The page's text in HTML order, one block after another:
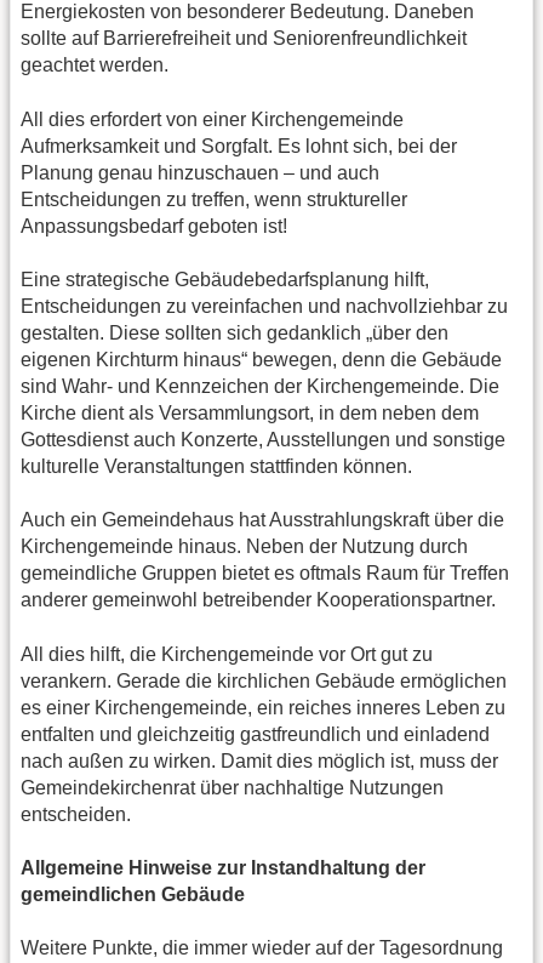
Energiekosten von besonderer Bedeutung. Daneben
sollte auf Barrierefreiheit und Seniorenfreundlichkeit
geachtet werden.
All dies erfordert von einer Kirchengemeinde
Aufmerksamkeit und Sorgfalt. Es lohnt sich, bei der
Planung genau hinzuschauen – und auch
Entscheidungen zu treffen, wenn struktureller
Anpassungsbedarf geboten ist!
Eine strategische Gebäudebedarfsplanung hilft,
Entscheidungen zu vereinfachen und nachvollziehbar zu
gestalten. Diese sollten sich gedanklich „über den
eigenen Kirchturm hinaus“ bewegen, denn die Gebäude
sind Wahr- und Kennzeichen der Kirchengemeinde. Die
Kirche dient als Versammlungsort, in dem neben dem
Gottesdienst auch Konzerte, Ausstellungen und sonstige
kulturelle Veranstaltungen stattfinden können.
Auch ein Gemeindehaus hat Ausstrahlungskraft über die
Kirchengemeinde hinaus. Neben der Nutzung durch
gemeindliche Gruppen bietet es oftmals Raum für Treffen
anderer gemeinwohl betreibender Kooperationspartner.
All dies hilft, die Kirchengemeinde vor Ort gut zu
verankern. Gerade die kirchlichen Gebäude ermöglichen
es einer Kirchengemeinde, ein reiches inneres Leben zu
entfalten und gleichzeitig gastfreundlich und einladend
nach außen zu wirken. Damit dies möglich ist, muss der
Gemeindekirchenrat über nachhaltige Nutzungen
entscheiden.
Allgemeine Hinweise zur Instandhaltung der
gemeindlichen Gebäude
Weitere Punkte, die immer wieder auf der Tagesordnung